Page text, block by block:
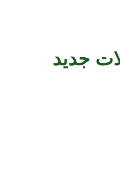
جدید